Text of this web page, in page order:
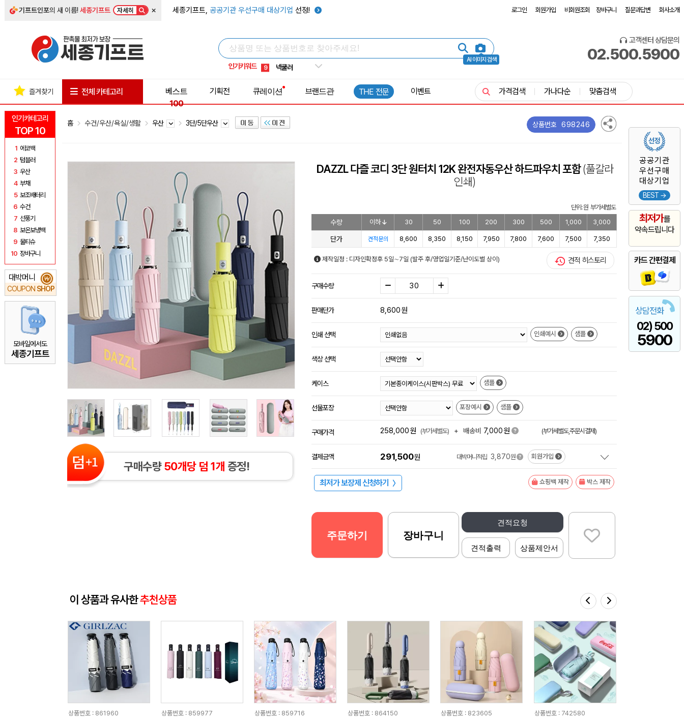
기프트인포의 새 이름!세종기프트 자세히 × 세종기프트, 공공기관 우선구매 대상기업 선정! 로그인 회원가입 비회원조회 장바구니 질문과답변 회사소개
AI 이미지 검색
인기키워드
5 키캡
8 쿨토시
9 넥쿨러
1 선풍기
고객센터 상담문의
02.500.5900
인기카테고리
TOP 10
1 에코백
2 텀블러
3 우산
4 부채
5 보조배터리
6 수건
7 선풍기
8 보온보냉백
9 물티슈
10 장바구니
대박머니
COUPON SHOP
₩
모바일에서도
세종기프트
공공기관
우선구매
대상기업
BEST →
최저가를
약속드립니다
카드 간편결제
상담전화
02) 500
5900
즐겨찾기 전체 카테고리
베스트
100
기획전 큐레이션 브랜드관 THE 전문 이벤트 가격검색 가나다순 맞춤검색
홈 수건/우산/욕실/생활 우산 3단/5단우산 상품번호 698246
구매수량50개당 덤 1개 증정!
DAZZL 다즐 코디 3단 원터치 12K 완전자동우산 하드파우치 포함(풀칼라
인쇄)
단위: 원 부가세별도
수량 이하 30 50 100 200 300 500 1,000 3,000
단가 견적문의 8,600 8,350 8,150 7,950 7,800 7,600 7,500 7,350
제작일정 : 디자인확정후 5일∼7일 (발주 후/영업일기준/난이도별 상이) 견적 히스토리
구매수량
판매단가 8,600원
인쇄 선택 인쇄예시 샘플
색상 선택
케이스 샘플
선물포장 포장예시 샘플
구매가격 258,000원 (부가세별도) + 배송비 7,000원 (부가세별도,주문시결제)
결제금액 291,500원 대박머니적립 3,870원 회원가입
최저가 보장제 신청하기 〉 쇼핑백 제작 박스 제작
견적요청
견적출력 상품제안서
주문하기 장바구니
이 상품과 유사한추천상품
상품번호 : 861960
상품번호 : 859977
상품번호 : 859716
상품번호 : 864150
상품번호 : 823605
상품번호 : 742580